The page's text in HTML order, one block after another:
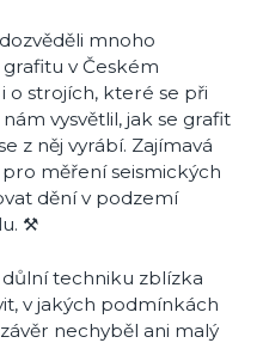
mnoho
v Českém
o strojích, které se při
vysvětlil, jak se grafit
z něj vyrábí. Zajímavá
měření seismických
dění v podzemí
⚒️
techniku zblízka
v jakých podmínkách
nechyběl ani malý